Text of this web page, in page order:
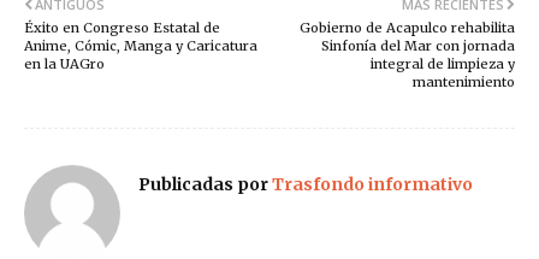
MÁS RECIENTES
Gobierno de Acapulco rehabilita
Sinfonía del Mar con jornada
integral de limpieza y
mantenimiento
ANTIGUOS
Éxito en Congreso Estatal de
Anime, Cómic, Manga y Caricatura
en la UAGro
Publicadas porTrasfondo informativo